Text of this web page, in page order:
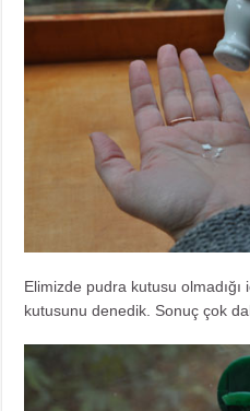
Elimizde pudra kutusu
kutusunu denedik. Sonuç çok